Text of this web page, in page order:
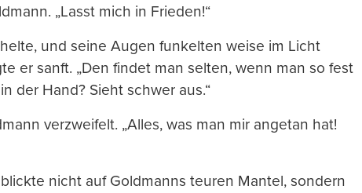
„Lasst mich in Frieden!“
und seine Augen funkelten weise im Licht
er sanft. „Den findet man selten, wenn man so fest
der Hand? Sieht schwer aus.“
verzweifelt. „Alles, was man mir angetan hat!
nicht auf Goldmanns teuren Mantel, sondern